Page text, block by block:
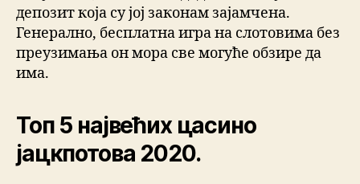
депозит која су јој законам зајамчена.
Генерално, бесплатна игра на слотовима без
преузимања он мора све могуће обзире да
има.
Топ 5 највећих цасино
јацкпотова 2020.